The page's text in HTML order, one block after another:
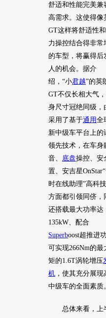
舒适和性能完美兼
高需求。这使得像
GT这样将舒适性
力操控结合得非常
的车型，将赢得后
人的机会。据介
绍，“小君越”的英
GT不仅长相大气
身尺寸冠绝同级，
采用了基于通用全
新中级车平台上的
领先技术，在车身
音、
底盘操控、安
置、安吉星
时在线助理”高科
方面都引领同侪，
还搭载最大功率达
135kW、配合
Superboost超推进
可实现266Nm的最
矩的1.6T涡轮增压
机 ，使其充分展现
中级车的全面素质
总体来看，上